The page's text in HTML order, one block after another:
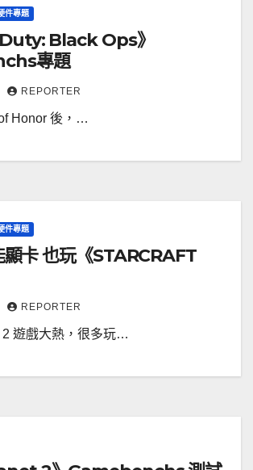
件專題
Black Ops》
專題
REPORTER
Honor 後，…
件專題
卡 也玩《STARCRAFT
REPORTER
遊戲大熱，很多玩…